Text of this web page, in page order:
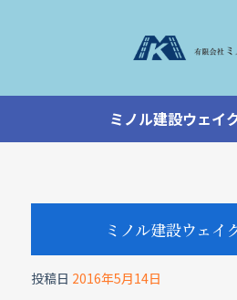
ミノル建設ウェイ
ミノル建設ウェイ
投稿日 2016年5月14日